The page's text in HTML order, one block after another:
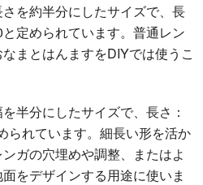
さを約半分にしたサイズで、長
定められています。普通レン
まとはんますをDIYでは使うこ
半分にしたサイズで、長さ：
られています。細長い形を活か
ガの穴埋めや調整、またはよ
をデザインする用途に使いま